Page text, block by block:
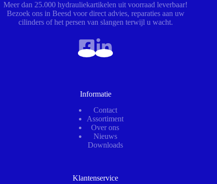
Meer dan 25.000 hydrauliekartikelen uit voorraad leverbaar!
Bezoek ons in Beesd voor direct advies, reparaties aan uw
cilinders of het persen van slangen terwijl u wacht.
Informatie
Contact
Assortiment
Over ons
Nieuws
Downloads
Klantenservice